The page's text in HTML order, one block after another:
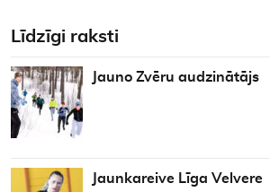
Līdzīgi raksti
Jauno Zvēru audzinātājs
Jaunkareive Līga Velvere